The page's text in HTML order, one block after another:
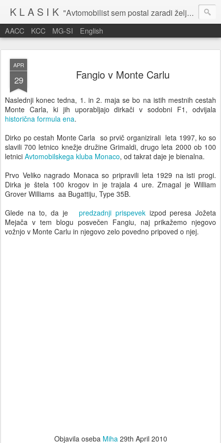
K L A S I K "Avtomobilist sem postal zaradi želje po potovanju in dejavnosti v prostem času." Baron Anton Codelli
AACC KCC MG-SI English
APR
29 Fangio v Monte Carlu
Naslednji konec tedna, 1. in 2. maja se bo na istih mestnih cestah
Monte Carla, ki jih uporabljajo dirkači v sodobni F1, odvijala
historična formula ena.
Dirko po cestah Monte Carla so prvič organizirali leta 1997, ko so
slavili 700 letnico knežje družine Grimaldi, drugo leta 2000 ob 100
letnici Avtomobilskega kluba Monaco, od takrat daje je bienalna.
Prvo Veliko nagrado Monaca so pripravili leta 1929 na isti progi.
Dirka je štela 100 krogov in je trajala 4 ure. Zmagal je William
Grover Williams aa Bugattiju, Type 35B.
Glede na to, da jepredzadnji prispevek izpod peresa Jožeta
Mejača v tem blogu posvečen Fangiu, naj prikažemo njegovo
vožnjo v Monte Carlu in njegovo zelo povedno pripoved o njej.
Objavila oseba Miha 29th April 2010